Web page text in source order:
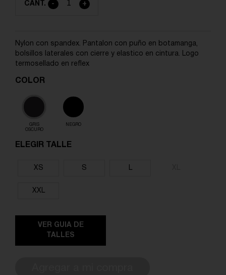
CANT. - +
Nylon con spandex. Pantalon con puño en botamanga,
bolsillos laterales con cierre y elastico en cintura. Logo
termosellado en reflex
COLOR
GRIS
OSCURO
NEGRO
ELEGIR TALLE
XS S L
XXL
VER GUIA DE
TALLES